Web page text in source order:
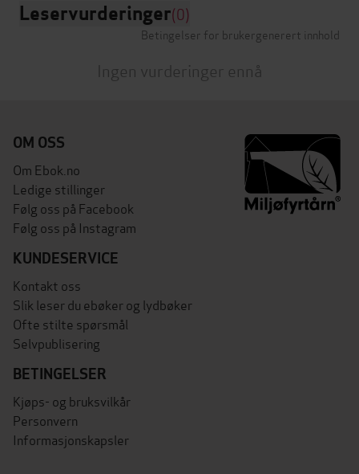
Leservurderinger(0)
Betingelser for brukergenerert innhold
Ingen vurderinger ennå
OM OSS
Om Ebok.no
Ledige stillinger
Følg oss på Facebook
Følg oss på Instagram
KUNDESERVICE
Kontakt oss
Slik leser du ebøker og lydbøker
Ofte stilte spørsmål
Selvpublisering
BETINGELSER
Kjøps- og bruksvilkår
Personvern
Informasjonskapsler